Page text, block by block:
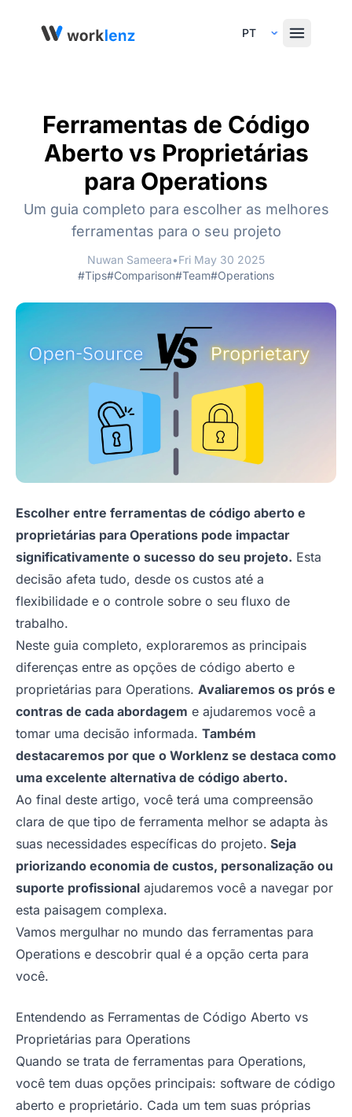
Select Language
Ferramentas de Código
Aberto vs Proprietárias
para Operations
Um guia completo para escolher as melhores
ferramentas para o seu projeto
Nuwan Sameera•Fri May 30 2025
#Tips#Comparison#Team#Operations
Escolher entre ferramentas de código aberto e
proprietárias para Operations pode impactar
significativamente o sucesso do seu projeto. Esta
decisão afeta tudo, desde os custos até a
flexibilidade e o controle sobre o seu fluxo de
trabalho.
Neste guia completo, exploraremos as principais
diferenças entre as opções de código aberto e
proprietárias para Operations. Avaliaremos os prós e
contras de cada abordagem e ajudaremos você a
tomar uma decisão informada. Também
destacaremos por que o Worklenz se destaca como
uma excelente alternativa de código aberto.
Ao final deste artigo, você terá uma compreensão
clara de que tipo de ferramenta melhor se adapta às
suas necessidades específicas do projeto. Seja
priorizando economia de custos, personalização ou
suporte profissional ajudaremos você a navegar por
esta paisagem complexa.
Vamos mergulhar no mundo das ferramentas para
Operations e descobrir qual é a opção certa para
você.
Entendendo as Ferramentas de Código Aberto vs
Proprietárias para Operations
Quando se trata de ferramentas para Operations,
você tem duas opções principais: software de código
aberto e proprietário. Cada um tem suas próprias